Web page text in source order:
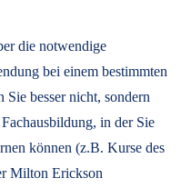
die notwendige
bei einem bestimmten
besser nicht, sondern
in der Sie
können (z.B. Kurse des
Milton Erickson